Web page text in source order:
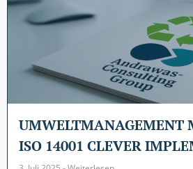
UMWELTMANAGEMENT
ISO 14001 CLEVER